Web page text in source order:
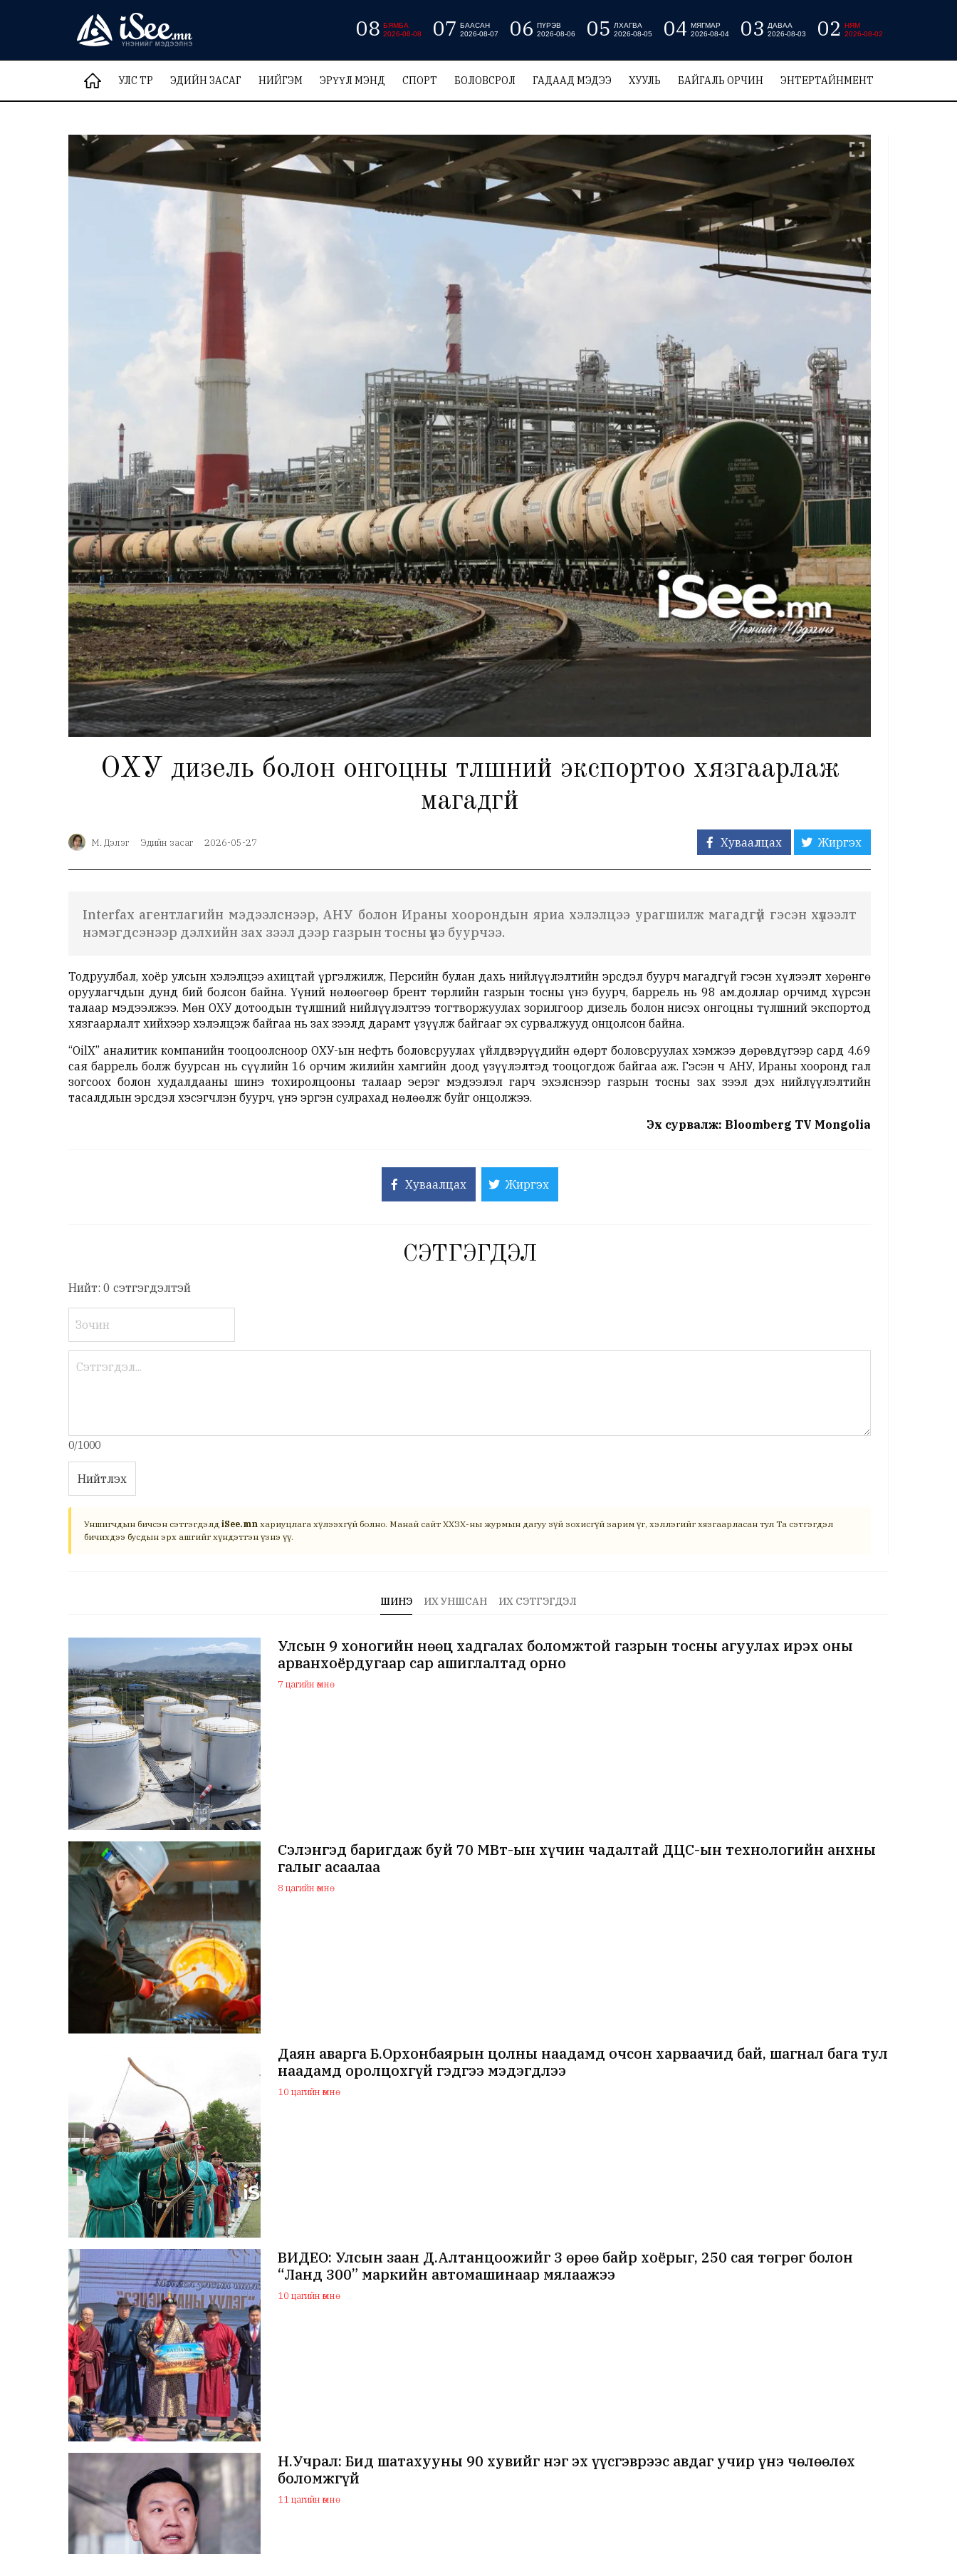
08 БЯМБА
2026-08-08
07 БААСАН
2026-08-07
06 ПҮРЭВ
2026-08-06
05
ЛХАГВА
2026-08-05
04 МЯГМАР
2026-08-04
03
ДАВАА
2026-08-03
02
НЯМ
2026-08-02
УЛС ТӨР ЭДИЙН ЗАСАГ НИЙГЭМ ЭРҮҮЛ МЭНД СПОРТ БОЛОВСРОЛ ГАДААД МЭДЭЭ ХУУЛЬ БАЙГАЛЬ ОРЧИН ЭНТЕРТАЙНМЕНТ
ОХУ дизель болон онгоцны түлшний экспортоо хязгаарлаж
магадгүй
М. Дэлэг Эдийн засаг 2026-05-27 Хуваалцах Жиргэх
Interfax агентлагийн мэдээлснээр, АНУ болон Ираны хоорондын яриа хэлэлцээ урагшилж магадгүй гэсэн хүлээлт
нэмэгдсэнээр дэлхийн зах зээл дээр газрын тосны үнэ буурчээ.
Тодруулбал, хоёр улсын хэлэлцээ ахицтай үргэлжилж, Персийн булан дахь нийлүүлэлтийн эрсдэл буурч магадгүй гэсэн хүлээлт хөрөнгө
оруулагчдын дунд бий болсон байна. Үүний нөлөөгөөр брент төрлийн газрын тосны үнэ буурч, баррель нь 98 ам.доллар орчимд хүрсэн
талаар мэдээлжээ. Мөн ОХУ дотоодын түлшний нийлүүлэлтээ тогтворжуулах зорилгоор дизель болон нисэх онгоцны түлшний экспортод
хязгаарлалт хийхээр хэлэлцэж байгаа нь зах зээлд дарамт үзүүлж байгааг эх сурвалжууд онцолсон байна.
“OilX” аналитик компанийн тооцоолсноор ОХУ-ын нефть боловсруулах үйлдвэрүүдийн өдөрт боловсруулах хэмжээ дөрөвдүгээр сард 4.69
сая баррель болж буурсан нь сүүлийн 16 орчим жилийн хамгийн доод үзүүлэлтэд тооцогдож байгаа аж. Гэсэн ч АНУ, Ираны хооронд гал
зогсоох болон худалдааны шинэ тохиролцооны талаар эерэг мэдээлэл гарч эхэлснээр газрын тосны зах зээл дэх нийлүүлэлтийн
тасалдлын эрсдэл хэсэгчлэн буурч, үнэ эргэн сулрахад нөлөөлж буйг онцолжээ.
Эх сурвалж: Bloomberg TV Mongolia
Хуваалцах Жиргэх
СЭТГЭГДЭЛ
Нийт: 0 сэтгэгдэлтэй
0/1000
Нийтлэх
Уншигчдын бичсэн сэтгэгдэлд iSee.mn хариуцлага хүлээхгүй болно. Манай сайт ХХЗХ-ны журмын дагуу зүй зохисгүй зарим үг, хэллэгийг хязгаарласан тул Та сэтгэгдэл
бичихдээ бусдын эрх ашгийг хүндэтгэн үзнэ үү.
ШИНЭ ИХ УНШСАН ИХ СЭТГЭГДЭЛ
Улсын 9 хоногийн нөөц хадгалах боломжтой газрын тосны агуулах ирэх оны
арванхоёрдугаар сар ашиглалтад орно
7 цагийн өмнө
Сэлэнгэд баригдаж буй 70 МВт-ын хүчин чадалтай ДЦС-ын технологийн анхны
галыг асаалаа
8 цагийн өмнө
Даян аварга Б.Орхонбаярын цолны наадамд очсон харваачид бай, шагнал бага тул
наадамд оролцохгүй гэдгээ мэдэгдлээ
10 цагийн өмнө
ВИДЕО: Улсын заан Д.Алтанцоожийг 3 өрөө байр хоёрыг, 250 сая төгрөг болон
“Ланд 300” маркийн автомашинаар мялаажээ
10 цагийн өмнө
Н.Учрал: Бид шатахууны 90 хувийг нэг эх үүсгэврээс авдаг учир үнэ чөлөөлөх
боломжгүй
11 цагийн өмнө